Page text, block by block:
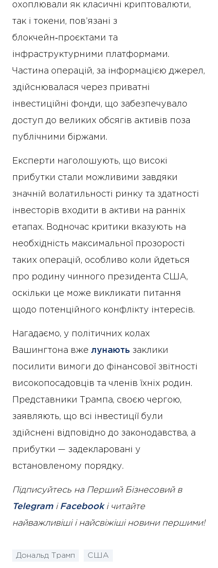
охоплювали як класичні криптовалюти,
так і токени, пов’язані з
блокчейн‑проєктами та
інфраструктурними платформами.
Частина операцій, за інформацією джерел,
здійснювалася через приватні
інвестиційні фонди, що забезпечувало
доступ до великих обсягів активів поза
публічними біржами.
Експерти наголошують, що високі
прибутки стали можливими завдяки
значній волатильності ринку та здатності
інвесторів входити в активи на ранніх
етапах. Водночас критики вказують на
необхідність максимальної прозорості
таких операцій, особливо коли йдеться
про родину чинного президента США,
оскільки це може викликати питання
щодо потенційного конфлікту інтересів.
Нагадаємо, у політичних колах
Вашингтона вже лунають заклики
посилити вимоги до фінансової звітності
високопосадовців та членів їхніх родин.
Представники Трампа, своєю чергою,
заявляють, що всі інвестиції були
здійснені відповідно до законодавства, а
прибутки — задекларовані у
встановленому порядку.
Підписуйтесь на Перший Бізнесовий в
Telegramі Facebookі читайте
найважливіші і найсвіжіші новини першими!
Дональд Трамп США